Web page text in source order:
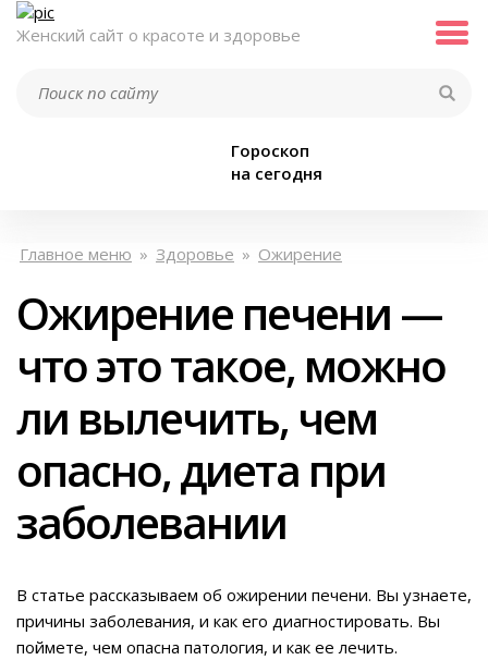
Женский сайт о красоте и здоровье
Гороскоп
на сегодня
Главное меню » Здоровье » Ожирение
Ожирение печени —
что это такое, можно
ли вылечить, чем
опасно, диета при
заболевании
В статье рассказываем об ожирении печени. Вы узнаете,
причины заболевания, и как его диагностировать. Вы
поймете, чем опасна патология, и как ее лечить.